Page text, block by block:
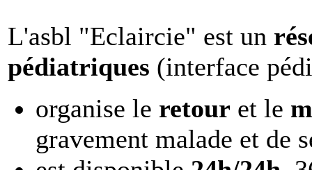
L'asbl "Eclaircie" est un
pédiatriques (interface
organise le retour et le
gravement malade et de